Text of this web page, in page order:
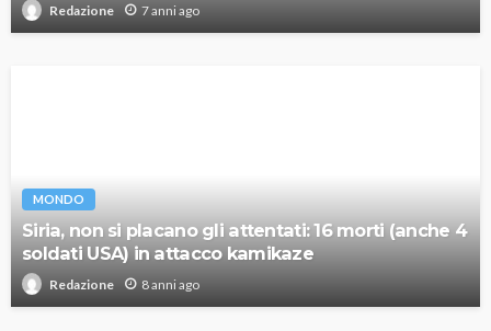
Redazione 7 anni ago
MONDO
Siria, non si placano gli attentati: 16 morti (anche 4
soldati USA) in attacco kamikaze
Redazione 8 anni ago